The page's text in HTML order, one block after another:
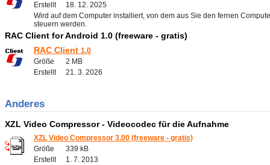
Erstellt
18. 12. 2025
Wird auf dem Computer installiert, von dem aus Sie den fernen
steuern werden.
RAC Client for Android 1.0 (freeware - gratis)
RAC Client 1.0
Größe
2 MB
Erstellt
21. 3. 2026
Anderes
XZL Video Compressor - Videocodec für die Aufnahme
XZL Video Compressor 3.00 (freeware - gratis)
Größe
339 kB
Erstellt
1. 7. 2013